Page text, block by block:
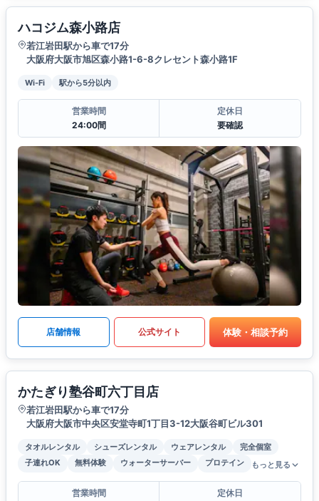
ハコジム森小路店
若江岩田駅から車で17分
大阪府大阪市旭区森小路1-6-8クレセント森小路1F
Wi-Fi 駅から5分以内
営業時間
24:00間
定休日
要確認
店舗情報 公式サイト 体験・相談予約
かたぎり塾谷町六丁目店
若江岩田駅から車で17分
大阪府大阪市中央区安堂寺町1丁目3-12大阪谷町ビル301
タオルレンタル シューズレンタル ウェアレンタル
完全個室
子連れOK
無料体験 ウォーターサーバー プロテイン もっと見る
営業時間
定休日